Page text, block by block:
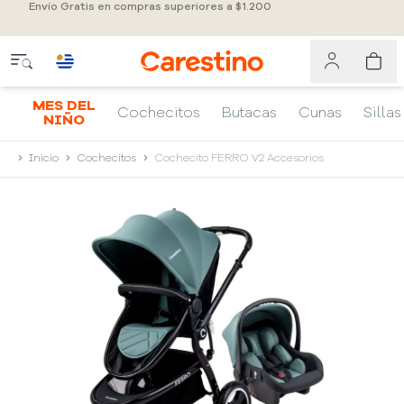
Envío Gratis en compras superiores a $1.200
MES DEL
NIÑO
Cochecitos Butacas Cunas Sillas
Inicio Cochecitos Cochecito FERRO V2 Accesorios